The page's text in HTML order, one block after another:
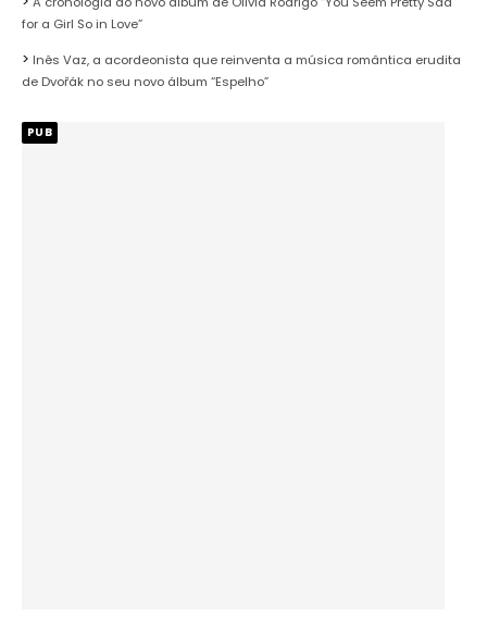
for a Girl So in Love”
Inês Vaz, a acordeonista que reinventa a música romântica erudita
de Dvořák no seu novo álbum “Espelho”
PUB